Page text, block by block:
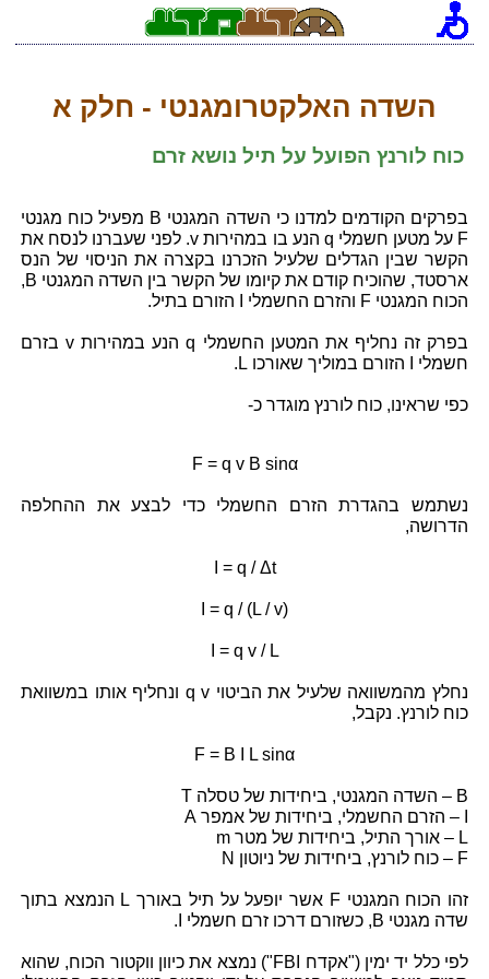
השדה האלקטרומגנטי - חלק א
כוח לורנץ הפועל על תיל נושא זרם
בפרקים הקודמים למדנו כי השדה המגנטי B מפעיל כוח מגנטי
F על מטען חשמלי q הנע בו במהירות v. לפני שעברנו לנסח את
הקשר שבין הגדלים שלעיל הזכרנו בקצרה את הניסוי של הנס
ארסטד, שהוכיח קודם את קיומו של הקשר בין השדה המגנטי B,
הכוח המגנטי F והזרם החשמלי I הזורם בתיל.
בפרק זה נחליף את המטען החשמלי q הנע במהירות v בזרם
חשמלי I הזורם במוליך שאורכו L.
כפי שראינו, כוח לורנץ מוגדר כ-
F = q v B sinα
נשתמש בהגדרת הזרם החשמלי כדי לבצע את ההחלפה
הדרושה,
I = q / Δt
I = q / (L / v)
I = q v / L
נחלץ מהמשוואה שלעיל את הביטוי q v ונחליף אותו במשוואת
כוח לורנץ. נקבל,
F = B I L sinα
B – השדה המגנטי, ביחידות של טסלה T
L – אורך התיל, ביחידות של מטר m
F – כוח לורנץ, ביחידות של ניוטון N
זהו הכוח המגנטי F אשר יופעל על תיל באורך L הנמצא בתוך
שדה מגנטי B, כשזורם דרכו זרם חשמלי I.
לפי כלל יד ימין ("אקדח FBI") נמצא את כיוון ווקטור הכוח, שהוא